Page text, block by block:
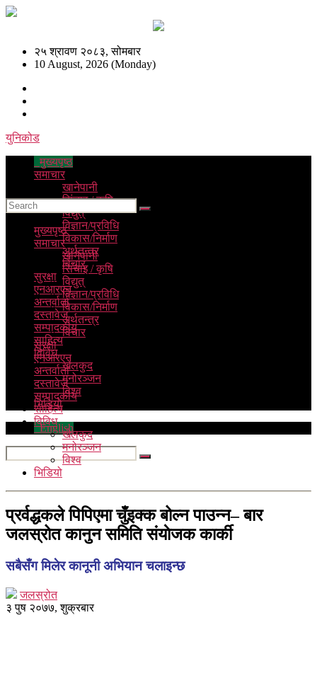
२५ श्रावण २०८३, सोमबार
10 August, 2026 (Monday)
युनिकोड
मुख्यपृष्ठ
समाचार
खानेपानी
सिंचाइ / कृषि
विद्युत्
विज्ञान/प्रविधि
विकास/निर्माण
अर्थतन्त्र
विचार
सुरक्षा
एनआरएन
अन्तर्वार्ता
दस्तावेज
सम्पादकीय
साहित्य
विविध
खेलकुद
मनोरञ्जन
विश्व
भिडियो
English
मुख्यपृष्ठ
समाचार
खानेपानी
सिंचाइ / कृषि
विद्युत्
विज्ञान/प्रविधि
विकास/निर्माण
अर्थतन्त्र
विचार
सुरक्षा
एनआरएन
अन्तर्वार्ता
दस्तावेज
सम्पादकीय
साहित्य
विविध
खेलकुद
मनोरञ्जन
विश्व
भिडियो
प्रर्वद्धकले पिपिएमा चुँइक्क बोल्न पाउन्न– बार
जलस्रोत कानुन समिति स‌ंयाेजक कार्की
सबैसँग मिलेर कानूनी अभियान चलाइन्छ
जलस्रोत
३ पुष २०७७, शुक्रबार